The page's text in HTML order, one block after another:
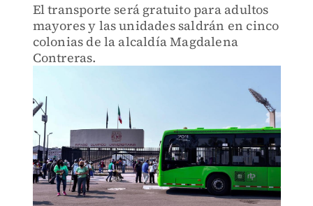
El transporte será gratuito para adultos
mayores y las unidades saldrán en cinco
colonias de la alcaldía Magdalena
Contreras.